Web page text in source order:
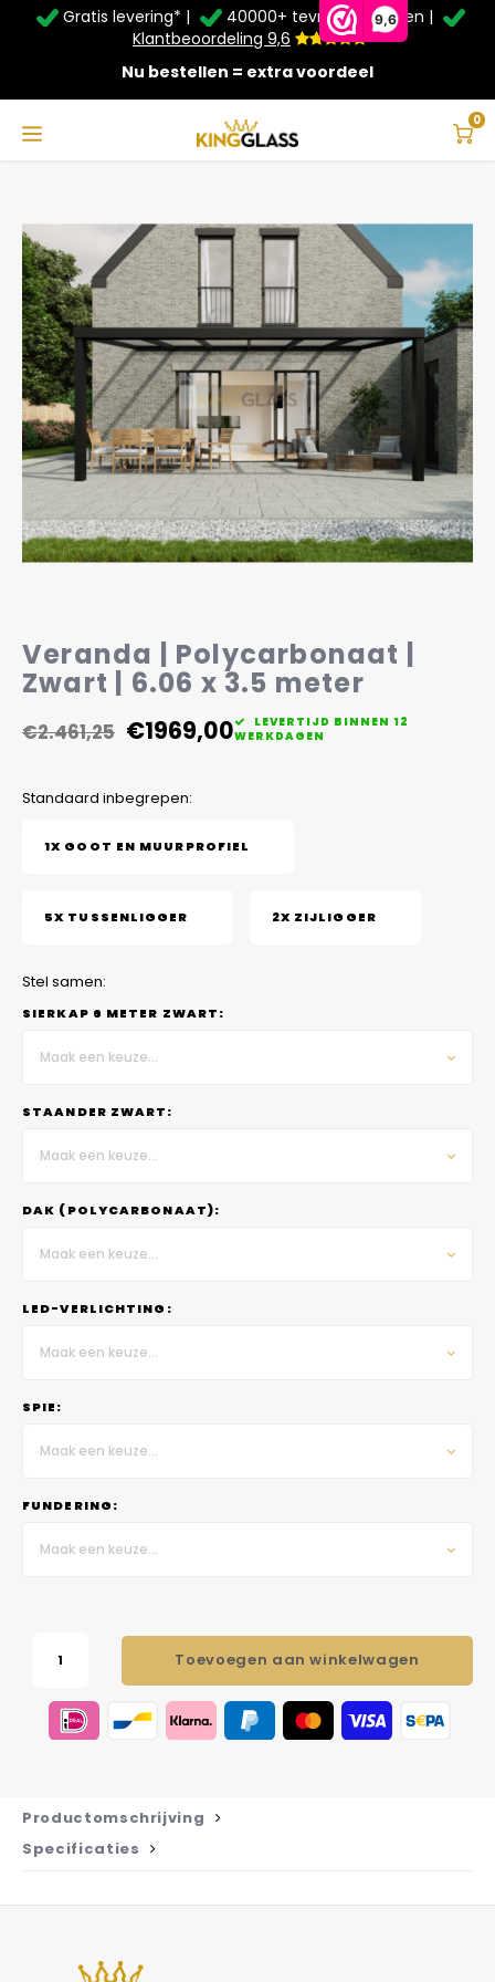
9,6
Service & Contact
Bezorging
Afhalen
Montage
Betaalmethoden
Garantie
Veelgestelde vragen
Taal
Deutsch
Gratis levering* |
40000+ tevreden klanten |
Klantbeoordeling 9,6
Nu bestellen = extra voordeel
0
Zomer Deals: Tot 20% kortingop schuifwanden en
veranda's +€20extra kassa korting*
Veranda | Polycarbonaat | Zwart | 6.06 x 3.5 meter
Veranda | Polycarbonaat |
Zwart | 6.06 x 3.5 meter
€2.461,25 €1969,00
LEVERTIJD BINNEN 12
WERKDAGEN
Standaard inbegrepen:
1X GOOT EN MUURPROFIEL
5X TUSSENLIGGER 2X ZIJLIGGER
Stel samen:
SIERKAP 6 METER ZWART:
Maak een keuze...
STAANDER ZWART:
Maak een keuze...
DAK (POLYCARBONAAT):
Maak een keuze...
LED-VERLICHTING:
Maak een keuze...
SPIE:
Maak een keuze...
FUNDERING:
Maak een keuze...
Toevoegen aan winkelwagen
Productomschrijving
Specificaties